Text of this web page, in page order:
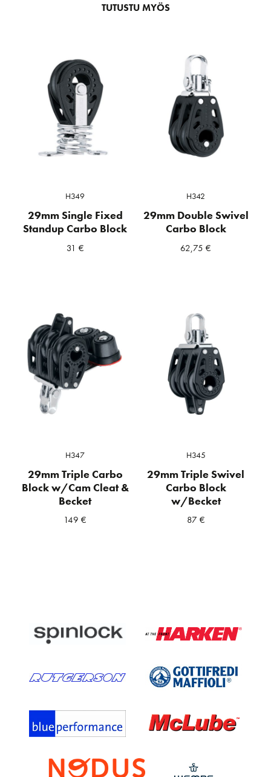
TUTUSTU MYÖS
H349
29mm Single Fixed
Standup Carbo Block
31 €
H342
29mm Double Swivel
Carbo Block
62,75€
H347
29mm Triple Carbo
Block w/Cam Cleat &
Becket
149€
H345
29mm Triple Swivel
Carbo Block
w/Becket
87 €